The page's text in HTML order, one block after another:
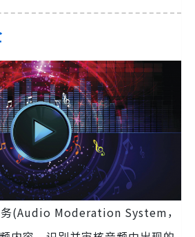
(Audio Moderation System，